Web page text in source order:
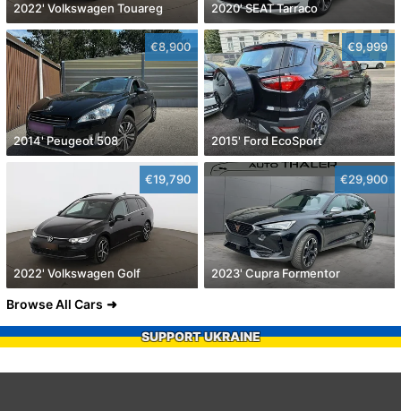
2022' Volkswagen Touareg 2020' SEAT Tarraco
€8,900
2014' Peugeot 508
€9,999
2015' Ford EcoSport
€19,790
2022' Volkswagen Golf
€29,900
2023' Cupra Formentor
Browse All Cars
SUPPORT UKRAINE